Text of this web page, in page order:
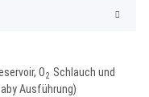
O2 Schlauch und
Ausführung)